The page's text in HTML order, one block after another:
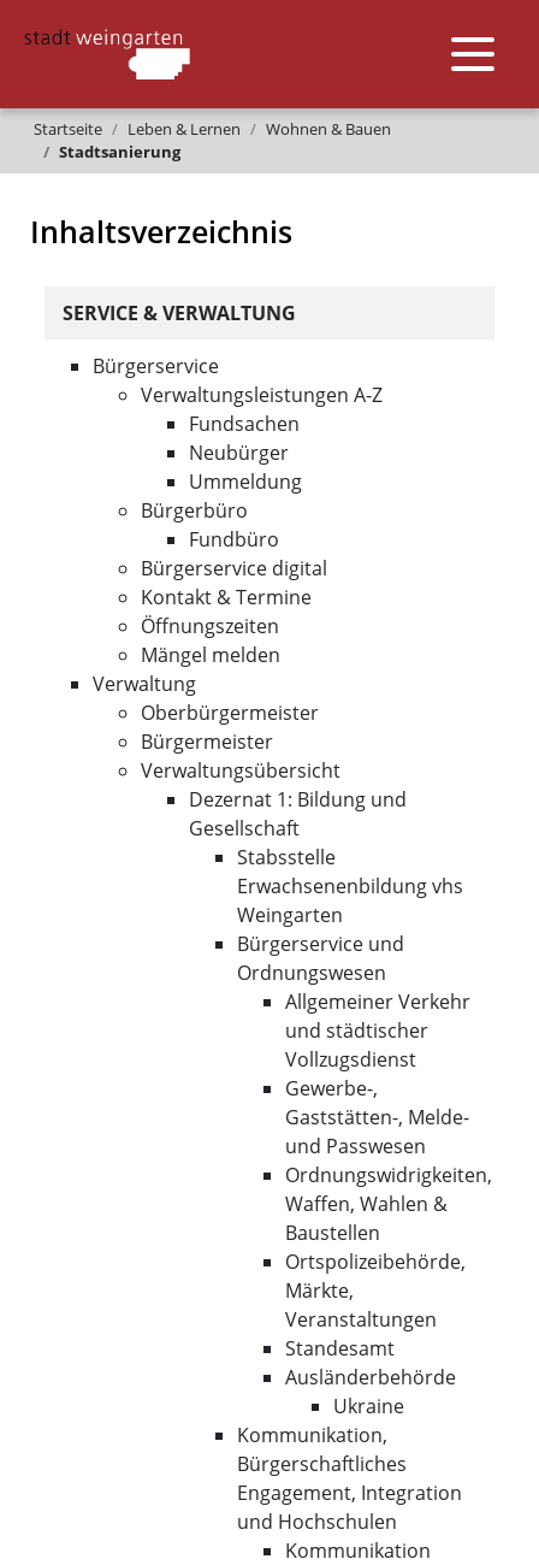
Startseite Leben & Lernen
Wohnen & Bauen
Stadtsanierung
Inhaltsverzeichnis
SERVICE & VERWALTUNG
Bürgerservice
Verwaltungsleistungen A-Z
Fundsachen
Neubürger
Ummeldung
Bürgerbüro
Fundbüro
Bürgerservice digital
Kontakt & Termine
Öffnungszeiten
Mängel melden
Verwaltung
Oberbürgermeister
Bürgermeister
Verwaltungsübersicht
Dezernat 1: Bildung und
Gesellschaft
Stabsstelle
Erwachsenenbildung vhs
Weingarten
Bürgerservice und
Ordnungswesen
Allgemeiner Verkehr
und städtischer
Vollzugsdienst
Gewerbe-,
Gaststätten-, Melde-
und Passwesen
Ordnungswidrigkeiten,
Waffen, Wahlen &
Baustellen
Ortspolizeibehörde,
Märkte,
Veranstaltungen
Standesamt
Ausländerbehörde
Ukraine
Kommunikation,
Bürgerschaftliches
Engagement, Integration
und Hochschulen
Kommunikation